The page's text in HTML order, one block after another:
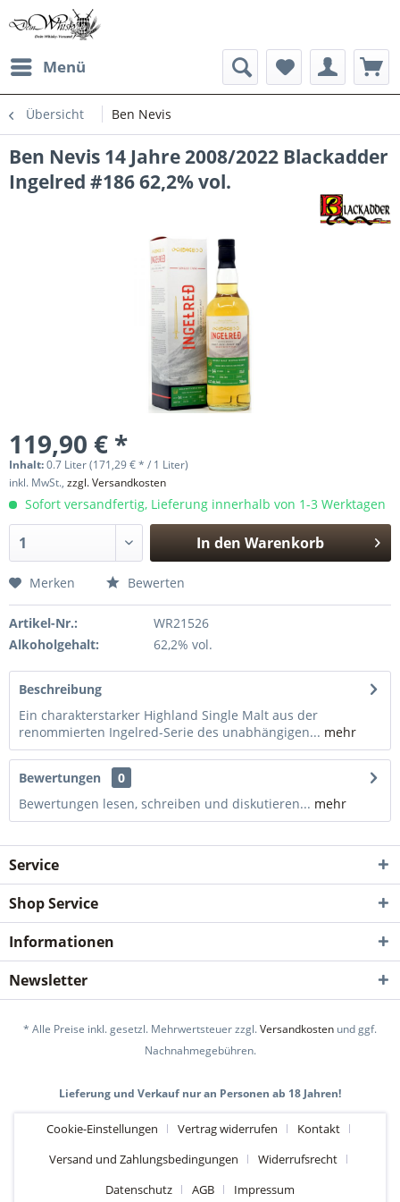
Menü
Übersicht Ben Nevis
Ben Nevis 14 Jahre 2008/2022 Blackadder
Ingelred #186 62,2% vol.
119,90 € *
Inhalt:0.7 Liter (171,29 € * / 1 Liter)
inkl. MwSt., zzgl. Versandkosten
Sofort versandfertig, Lieferung innerhalb von 1-3 Werktagen
In den Warenkorb
Merken Bewerten
Artikel-Nr.:
WR21526
Alkoholgehalt:
62,2% vol.
Beschreibung
Ein charakterstarker Highland Single Malt aus der
renommierten Ingelred-Serie des unabhängigen... mehr
Bewertungen
0
Bewertungen lesen, schreiben und diskutieren... mehr
Service
Shop Service
Informationen
Newsletter
* Alle Preise inkl. gesetzl. Mehrwertsteuer zzgl.Versandkosten und ggf.
Nachnahmegebühren.
Lieferung und Verkauf nur an Personen ab 18 Jahren!
Cookie-Einstellungen Vertrag widerrufen
Kontakt
Versand und Zahlungsbedingungen
Widerrufsrecht
Datenschutz
AGB Impressum